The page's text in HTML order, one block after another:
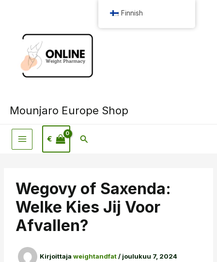
Mounjaro Europe Shop
€ Hae
Wegovy of Saxenda:
Welke Kies Jij Voor
Afvallen?
Kirjoittajaweightandfat/ joulukuu 7, 2024
Finnish